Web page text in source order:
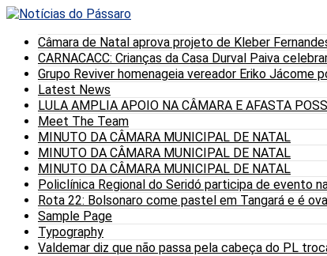
Câmara de Natal aprova projeto de Kleber
CARNACACC: Crianças da Casa Durval Paiva
Grupo Reviver homenageia vereador Eriko Jácome
Latest News
LULA AMPLIA APOIO NA CÂMARA E AFASTA
Meet The Team
MINUTO DA CÂMARA MUNICIPAL DE NATAL
MINUTO DA CÂMARA MUNICIPAL DE NATAL
MINUTO DA CÂMARA MUNICIPAL DE NATAL
Policlínica Regional do Seridó participa de evento
Rota 22: Bolsonaro come pastel em Tangará e é
Sample Page
Typography
Valdemar diz que não passa pela cabeça do PL